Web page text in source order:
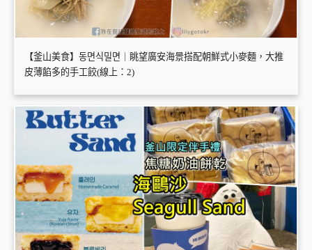
【釜山美食】동면식밀면｜眺望廣安海景搭配朝鮮式小麥麵，大推
皮薄餡多的手工餃(線上：2)